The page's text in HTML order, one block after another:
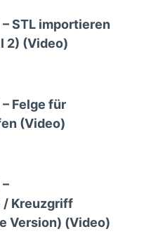
STL importieren
2) (Video)
Felge für
(Video)
/ Kreuzgriff
Version) (Video)